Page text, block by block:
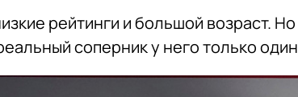
рейтинги и большой возраст. Но
соперник у него только один